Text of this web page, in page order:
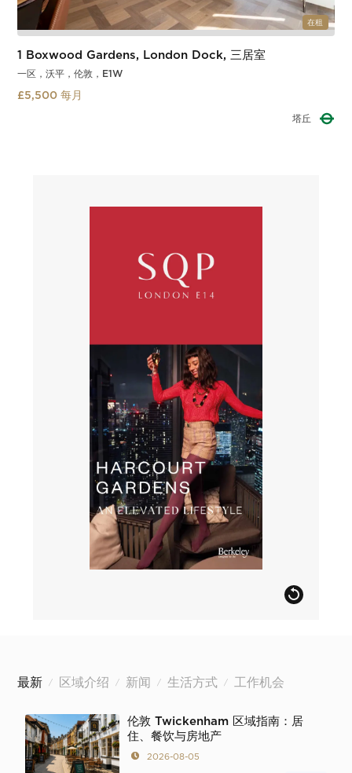
在租
1 Boxwood Gardens, London Dock, 三居室
一区，沃平，伦敦，E1W
£5,500 每月
塔丘
最新 / 区域介绍 / 新闻 / 生活方式 / 工作机会
伦敦 Twickenham 区域指南：居
住、餐饮与房地产
2026-08-05